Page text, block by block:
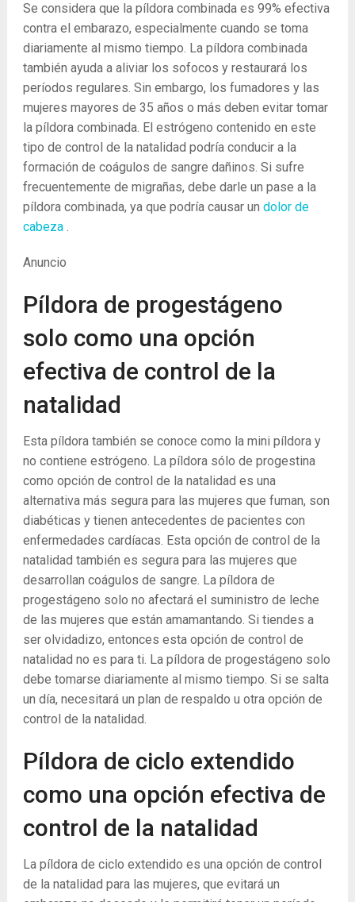
Se considera que la píldora combinada es 99% efectiva
contra el embarazo, especialmente cuando se toma
diariamente al mismo tiempo. La píldora combinada
también ayuda a aliviar los sofocos y restaurará los
períodos regulares. Sin embargo, los fumadores y las
mujeres mayores de 35 años o más deben evitar tomar
la píldora combinada. El estrógeno contenido en este
tipo de control de la natalidad podría conducir a la
formación de coágulos de sangre dañinos. Si sufre
frecuentemente de migrañas, debe darle un pase a la
píldora combinada, ya que podría causar un dolor de
cabeza.
Anuncio
Píldora de progestágeno
solo como una opción
efectiva de control de la
natalidad
Esta píldora también se conoce como la mini píldora y
no contiene estrógeno. La píldora sólo de progestina
como opción de control de la natalidad es una
alternativa más segura para las mujeres que fuman, son
diabéticas y tienen antecedentes de pacientes con
enfermedades cardíacas. Esta opción de control de la
natalidad también es segura para las mujeres que
desarrollan coágulos de sangre. La píldora de
progestágeno solo no afectará el suministro de leche
de las mujeres que están amamantando. Si tiendes a
ser olvidadizo, entonces esta opción de control de
natalidad no es para ti. La píldora de progestágeno solo
debe tomarse diariamente al mismo tiempo. Si se salta
un día, necesitará un plan de respaldo u otra opción de
control de la natalidad.
Píldora de ciclo extendido
como una opción efectiva de
control de la natalidad
La píldora de ciclo extendido es una opción de control
de la natalidad para las mujeres, que evitará un